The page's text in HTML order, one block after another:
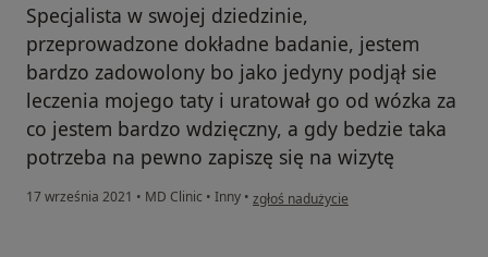
Specjalista w swojej dziedzinie,
przeprowadzone dokładne badanie, jestem
bardzo zadowolony bo jako jedyny podjął sie
leczenia mojego taty i uratował go od wózka za
co jestem bardzo wdzięczny, a gdy bedzie taka
potrzeba na pewno zapiszę się na wizytę
17 września 2021 • MD Clinic • Inny • w opinii użytkownika Robert
zgłoś nadużycie